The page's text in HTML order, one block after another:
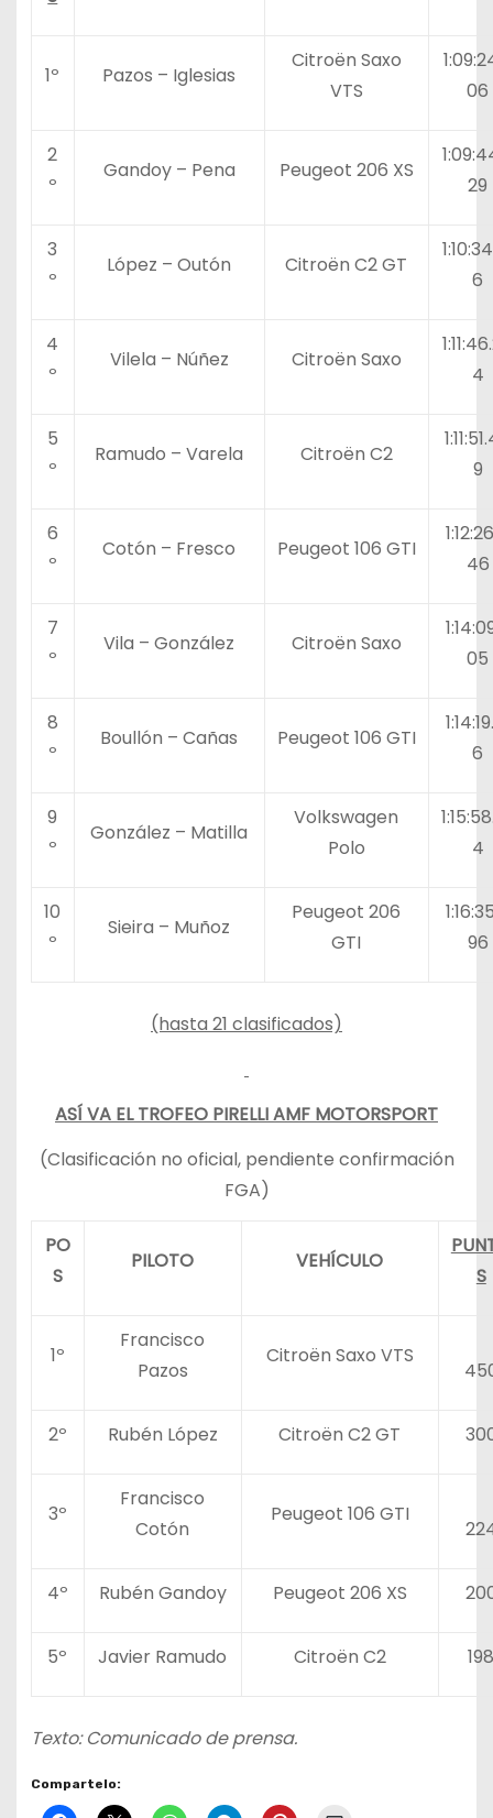
1º Pazos – Iglesias
Citroën Saxo
VTS
06
2
º
Gandoy – Pena Peugeot 206 XS
29
3
º
López – Outón Citroën C2 GT
6
4
º
Vilela – Núñez Citroën Saxo
4
5
º
Ramudo – Varela Citroën C2
9
6
º
Cotón – Fresco Peugeot 106 GTI
46
7
º
Vila – González Citroën Saxo
05
8
º
Boullón – Cañas Peugeot 106 GTI
6
9
º
González – Matilla
Volkswagen
Polo
4
10
º
Sieira – Muñoz
Peugeot 206
GTI
96
(hasta 21 clasificados)
ASÍ VA EL TROFEO PIRELLI AMF MOTORSPORT
(Clasificación no oficial, pendiente confirmación
FGA)
PO
S
PILOTO VEHÍCULO
S
1º
Francisco
Pazos
Citroën Saxo VTS
2º Rubén López Citroën C2 GT
3º
Francisco
Cotón
Peugeot 106 GTI
4º Rubén Gandoy Peugeot 206 XS
5º Javier Ramudo Citroën C2
Texto: Comunicado de prensa.
Compartelo: